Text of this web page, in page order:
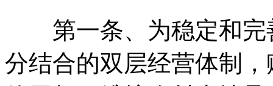
第一条、为稳定和完
分结合的双层经营体制